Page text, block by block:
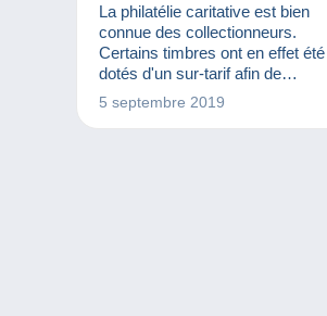
La philatélie caritative est bien
connue des collectionneurs.
Certains timbres ont en effet été
dotés d'un sur-tarif afin de
sponsoriser une bonne cause. La
reconstruction de l'abbaye
5 septembre 2019